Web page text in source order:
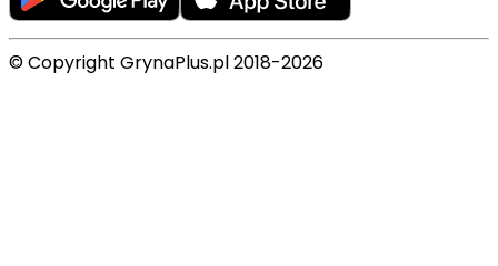
© Copyright GrynaPlus.pl 2018-2026